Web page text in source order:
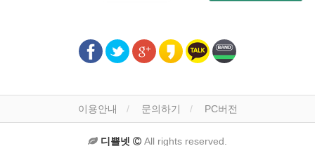
이용안내 문의하기 PC버전
디쁠넷 All rights reserved.